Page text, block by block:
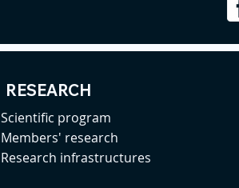
RESEARCH
Scientific program
Members' research
Research infrastructures